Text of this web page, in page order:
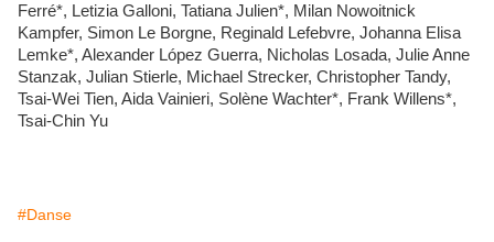
Ferré*, Letizia Galloni, Tatiana Julien*, Milan Nowoitnick
Kampfer, Simon Le Borgne, Reginald Lefebvre, Johanna Elisa
Lemke*, Alexander López Guerra, Nicholas Losada, Julie Anne
Stanzak, Julian Stierle, Michael Strecker, Christopher Tandy,
Tsai-Wei Tien, Aida Vainieri, Solène Wachter*, Frank Willens*,
Tsai-Chin Yu
#Danse